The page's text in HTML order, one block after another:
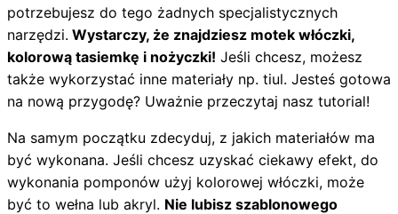
potrzebujesz do tego żadnych specjalistycznych
narzędzi. Wystarczy, że znajdziesz motek włóczki,
kolorową tasiemkę i nożyczki! Jeśli chcesz, możesz
także wykorzystać inne materiały np. tiul. Jesteś gotowa
na nową przygodę? Uważnie przeczytaj nasz tutorial!
Na samym początku zdecyduj, z jakich materiałów ma
być wykonana. Jeśli chcesz uzyskać ciekawy efekt, do
wykonania pomponów użyj kolorowej włóczki, może
być to wełna lub akryl. Nie lubisz szablonowego